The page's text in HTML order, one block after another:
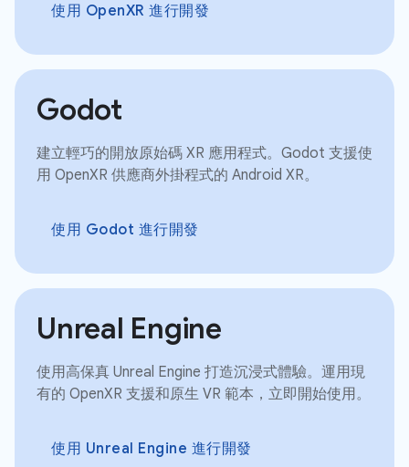
使用 OpenXR 進行開發
Godot
建立輕巧的開放原始碼 XR 應用程式。Godot 支援使
用 OpenXR 供應商外掛程式的 Android XR。
使用 Godot 進行開發
Unreal Engine
使用高保真 Unreal Engine 打造沉浸式體驗。運用現
有的 OpenXR 支援和原生 VR 範本，立即開始使用。
使用 Unreal Engine 進行開發